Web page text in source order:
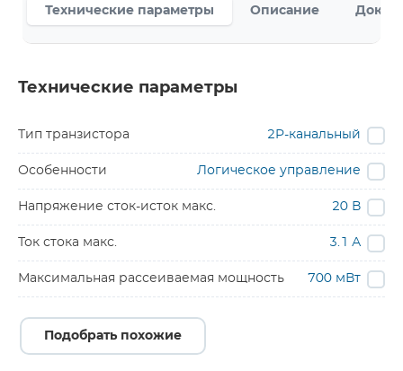
Технические параметры Описание
Технические параметры
Тип транзистора 2P-канальный
Особенности Логическое управление
Напряжение сток-исток макс. 20 В
Ток стока макс. 3.1 А
Максимальная рассеиваемая мощность 700 мВт
Подобрать похожие